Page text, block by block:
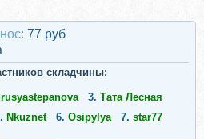
77 руб
складчины:
3. Тата Лесная
Nkuznet 6. Osipylya 7. star77